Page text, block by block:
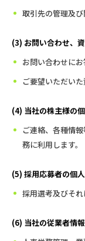
取引先の管理及び
(3) お問い合わせ、
お問い合わせにお
ご要望いただいた
(4) 当社の株主様の
ご連絡、各種情
務に利用します。
(5) 採用応募者の個
採用選考及びそれ
(6) 当社の従業者情報